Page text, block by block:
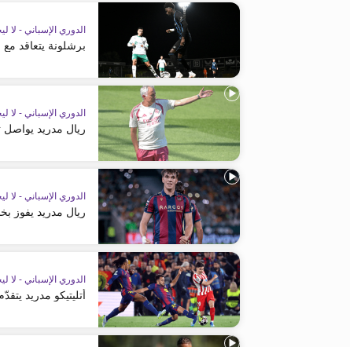
الدوري الإسباني - لا
برشلونة يتعاقد
الدوري الإسباني - لا
ريال مدريد يواصل
الدوري الإسباني - لا
ريال مدريد يفوز
الدوري الإسباني - لا
أتليتيكو مدريد